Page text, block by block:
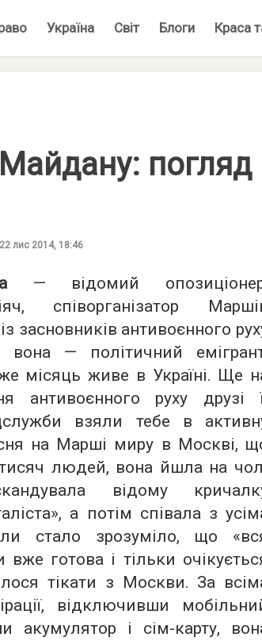
Україна Світ Блоги Краса
погляд
22 лис 2014, 18:46
— відомий
співорганізатор
засновників антивоєнного
вона — політичний
місяць живе в Україні. Ще
антивоєнного руху друзі
взяли тебе в
на Марші миру в Москві,
людей, вона йшла на
відому
а потім співала з
стало зрозуміло, що
готова і тільки
тікати з Москви. За
відключивши
акумулятор і сім-карту,